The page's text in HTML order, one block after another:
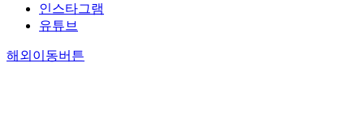
인스타그램
유튜브
해외이동버튼